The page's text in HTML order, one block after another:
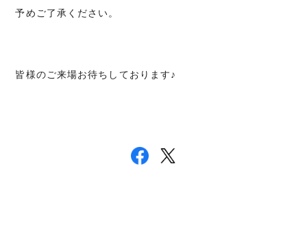
予めご了承ください。
皆様のご来場お待ちしております♪